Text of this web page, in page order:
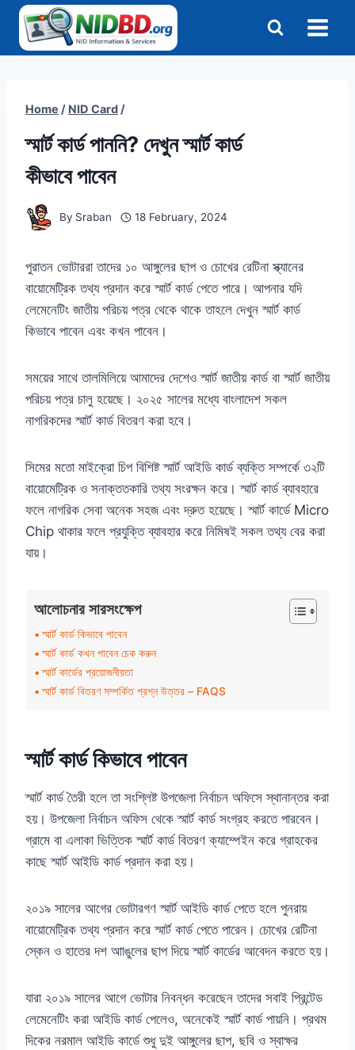
Skip
content
Home / NID Card /
স্মার্ট কার্ড পাননি? দেখুন স্মার্ট কার্ড
কীভাবে পাবেন
By Sraban 18 February, 2024
পুরাতন ভোটাররা তাদের ১০ আঙ্গুলের ছাপ ও চোখের রেটিনা স্ক্যানের
বায়োমেট্রিক তথ্য প্রদান করে স্মার্ট কার্ড পেতে পারে। আপনার যদি
লেমেনেটিং জাতীয় পরিচয় পত্র থেকে থাকে তাহলে দেখুন স্মার্ট কার্ড
কিভাবে পাবেন এবং কখন পাবেন।
সময়ের সাথে তালমিলিয়ে আমাদের দেশেও স্মার্ট জাতীয় কার্ড বা স্মার্ট জাতীয়
পরিচয় পত্র চালু হয়েছে। ২০২৫ সালের মধ্যে বাংলাদেশ সকল
নাগরিকদের স্মার্ট কার্ড বিতরণ করা হবে।
সিমের মতো মাইক্রো চিপ বিশিষ্ট স্মার্ট আইডি কার্ড ব্যক্তি সম্পর্কে ৩২টি
বায়োমেট্রিক ও সনাক্ততকারি তথ্য সংরক্ষন করে। স্মার্ট কার্ড ব্যাবহারে
ফলে নাগরিক সেবা অনেক সহজ এবং দ্রুত হয়েছে। স্মার্ট কার্ডে Micro
Chip থাকার ফলে প্রযুক্তি ব্যাবহার করে নিমিষই সকল তথ্য বের করা
যায়।
আলোচনার সারসংক্ষেপ
স্মার্ট কার্ড কিভাবে পাবেন
স্মার্ট কার্ড কখন পাবেন চেক করুন
স্মার্ট কার্ডের প্রয়োজনীয়তা
স্মার্ট কার্ড বিতরণ সম্পর্কিত প্রশ্ন উত্তর – FAQS
স্মার্ট কার্ড কিভাবে পাবেন
স্মার্ট কার্ড তৈরী হলে তা সংশ্লিষ্ট উপজেলা নির্বাচন অফিসে স্থানান্তর করা
হয়। উপজেলা নির্বাচন অফিস থেকে স্মার্ট কার্ড সংগ্রহ করতে পারবেন।
গ্রামে বা এলাকা ভিত্তিক স্মার্ট কার্ড বিতরণ ক্যাম্পেইন করে গ্রাহকের
কাছে স্মার্ট আইডি কার্ড প্রদান করা হয়।
২০১৯ সালের আগের ভোটারগণ স্মার্ট আইডি কার্ড পেতে হলে পুনরায়
বায়োমেট্রিক তথ্য প্রদান করে স্মার্ট কার্ড পেতে পারেন। চোখের রেটিনা
স্কেন ও হাতের দশ আাঙুলের ছাপ দিয়ে স্মার্ট কার্ডের আবেদন করতে হয়।
যারা ২০১৯ সালের আগে ভোটার নিবন্ধন করেছেন তাদের সবাই প্রিন্টেড
লেমেনেটিং করা আইডি কার্ড পেলেও, অনেকেই স্মার্ট কার্ড পায়নি। প্রথম
দিকের নরমাল আইডি কার্ডে শুধু দুই আঙ্গুলের ছাপ, ছবি ও স্বাক্ষর